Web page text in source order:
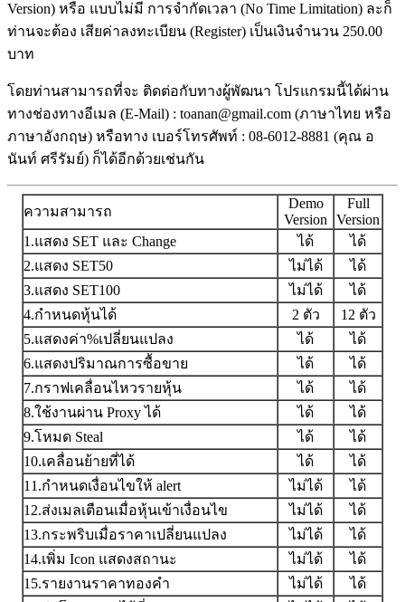
Version) หรือ แบบไม่มี การจำกัดเวลา (No Time Limitation) ละก็
ท่านจะต้อง เสียค่าลงทะเบียน (Register) เป็นเงินจำนวน 250.00
บาท
โดยท่านสามารถที่จะ ติดต่อกับทางผู้พัฒนา โปรแกรมนี้ได้ผ่าน
ทางช่องทางอีเมล (E-Mail) : toanan@gmail.com (ภาษาไทย หรือ
ภาษาอังกฤษ) หรือทาง เบอร์โทรศัพท์ : 08-6012-8881 (คุณ อ
นันท์ ศรีรัมย์) ก็ได้อีกด้วยเช่นกัน
ความสามารถ
Demo
Version
Full
Version
1.แสดง SET และ Change
ได้
ได้
2.แสดง SET50
ไม่ได้
ได้
3.แสดง SET100
ไม่ได้
ได้
4.กำหนดหุ้นได้
2 ตัว
12 ตัว
5.แสดงค่า%เปลี่ยนแปลง
ได้
ได้
6.แสดงปริมาณการซื้อขาย
ได้
ได้
7.กราฟเคลื่อนไหวรายหุ้น
ได้
ได้
8.ใช้งานผ่าน Proxy ได้
ได้
ได้
9.โหมด Steal
ได้
ได้
10.เคลื่อนย้ายที่ได้
ได้
ได้
11.กำหนดเงื่อนไขให้ alert
ไม่ได้
ได้
12.ส่งเมลเตือนเมื่อหุ้นเข้าเงื่อนไข
ไม่ได้
ได้
13.กระพริบเมื่อราคาเปลี่ยนแปลง
ไม่ได้
ได้
14.เพิ่ม Icon แสดงสถานะ
ไม่ได้
ได้
15.รายงานราคาทองคำ
ไม่ได้
ได้